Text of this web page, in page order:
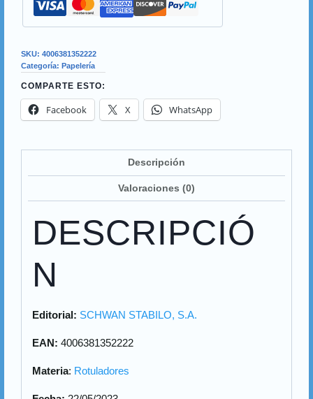
SKU: 4006381352222
Categoría: Papelería
COMPARTE ESTO:
Facebook X WhatsApp
Descripción
Valoraciones (0)
DESCRIPCIÓ
N
Editorial: SCHWAN STABILO, S.A.
EAN: 4006381352222
Materia: Rotuladores